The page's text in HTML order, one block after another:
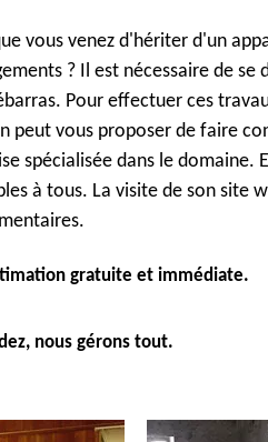
vous venez d'hériter d'un
? Il est nécessaire de
Pour effectuer ces
peut vous proposer de faire
spécialisée dans le domaine.
à tous. La visite de son site
gratuite et immédiate.
nous gérons tout.